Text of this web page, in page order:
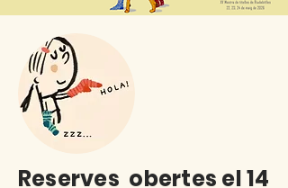
Reserves obertes el 14